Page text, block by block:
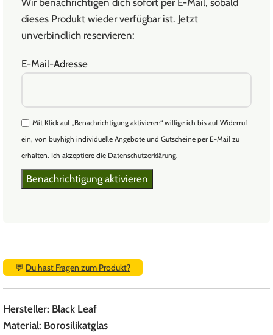
Wir benachrichtigen dich sofort per E-Mail, sobald
dieses Produkt wieder verfügbar ist. Jetzt
unverbindlich reservieren:
E-Mail-Adresse
Mit Klick auf „Benachrichtigung aktivieren“ willige ich bis auf Widerruf
ein, von buyhigh individuelle Angebote und Gutscheine per E-Mail zu
erhalten. Ich akzeptiere die Datenschutzerklärung.
💬 Du hast Fragen zum Produkt?
Hersteller: Black Leaf
Material: Borosilikatglas